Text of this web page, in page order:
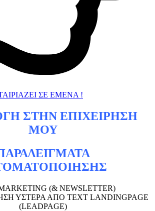
ΣΕ ΕΜΕΝΑ !
ΣΤΗΝ ΕΠΙΧΕΙΡΗΣΗ
ΜΟΥ
(& NEWSLETTER)
ΥΣΤΕΡΑ ΑΠΟ TEXT LANDINGPAGE
(LEADPAGE)